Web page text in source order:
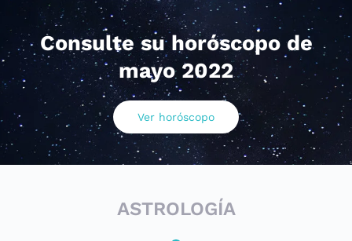
Consulte su horóscopo de
mayo 2022
Ver horóscopo
ASTROLOGÍA